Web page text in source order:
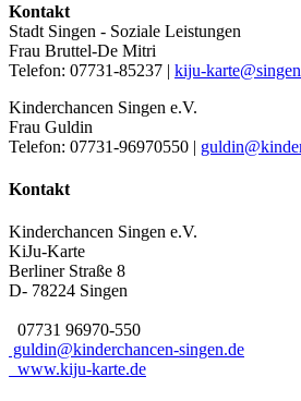
Kontakt
Stadt Singen - Soziale
Frau Bruttel-
Telefon: 07731-85237 | kiju-
Kinderchancen Singen e.V.
Frau Guldin
Telefon: 07731-96970550 |
Kontakt
Kinderchancen Singen e.V.
KiJu-Karte
Berliner Straße 8
D- 78224 Singen
07731 96970-550
guldin@kinderchancen-singen.de
www.kiju-karte.de